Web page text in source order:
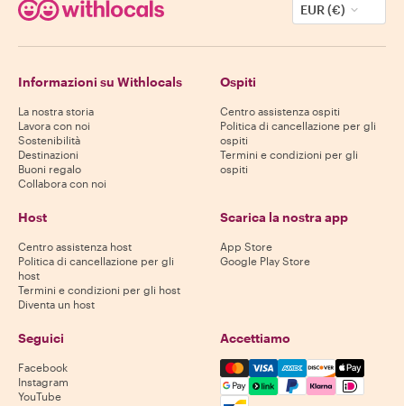
EUR (€)
Informazioni su Withlocals
La nostra storia
Lavora con noi
Sostenibilità
Destinazioni
Buoni regalo
Collabora con noi
Ospiti
Centro assistenza ospiti
Politica di cancellazione per gli
ospiti
Termini e condizioni per gli
ospiti
Host
Centro assistenza host
Politica di cancellazione per gli
host
Termini e condizioni per gli host
Diventa un host
Scarica la nostra app
App Store
Google Play Store
Seguici
Facebook
Instagram
YouTube
Accettiamo
Mastercard, Visa, Amex,